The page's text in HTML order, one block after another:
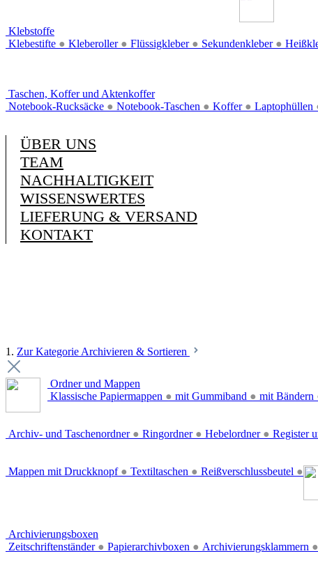
Klebstoffe
Klebestifte ● Kleberoller ● Flüssigkleber ● Sekundenkleber ●
Taschen, Koffer und Aktenkoffer
Notebook-Rucksäcke ● Notebook-Taschen ● Koffer ● Laptophüllen
ÜBER UNS
TEAM
NACHHALTIGKEIT
WISSENSWERTES
LIEFERUNG & VERSAND
KONTAKT
1. Zur Kategorie Archivieren & Sortieren
Ordner und Mappen
Klassische Papiermappen ● mit Gummiband ● mit Bändern
Archiv- und Taschenordner ● Ringordner ● Hebelordner ● Register
Mappen mit Druckknopf ● Textiltaschen ● Reißverschlussbeutel ●
Archivierungsboxen
Zeitschriftenständer ● Papierarchivboxen ● Archivierungsklammern ●